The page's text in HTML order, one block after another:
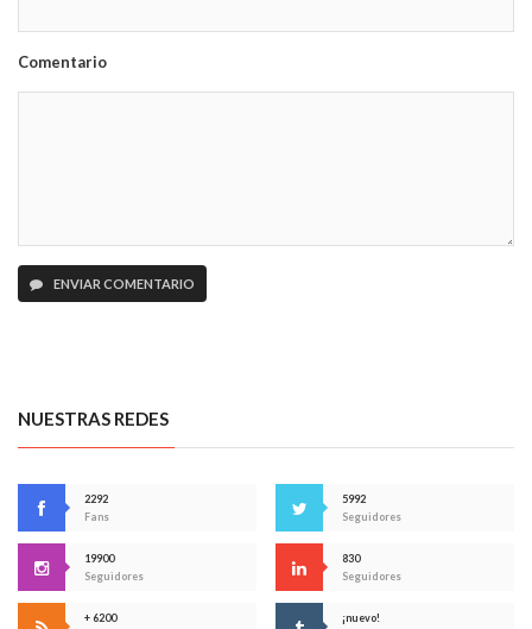
Comentario
ENVIAR COMENTARIO
NUESTRAS REDES
2292
Fans
5992
Seguidores
19900
Seguidores
830
Seguidores
+ 6200 ¡nuevo!